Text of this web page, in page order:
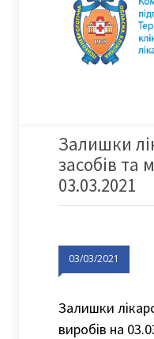
Залишки
засобів та
03.03.2021
03/03/2021
Залишки
виробів на